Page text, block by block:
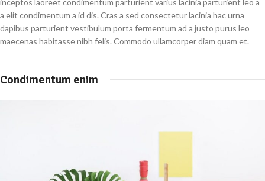
a elit condimentum a id dis. Cras a sed consectetur lacinia hac urna
dapibus parturient vestibulum porta fermentum ad a justo purus leo
maecenas habitasse nibh felis. Commodo ullamcorper diam quam et.
Condimentum enim